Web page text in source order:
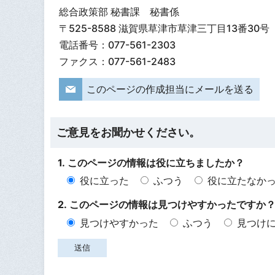
総合政策部 秘書課 秘書係
〒525-8588 滋賀県草津市草津三丁目13番30号
電話番号：077-561-2303
ファクス：077-561-2483
このページの作成担当にメールを送る
ご意見をお聞かせください。
1. このページの情報は役に立ちましたか？
役に立った
ふつう
役に立たなか
2. このページの情報は見つけやすかったですか？
見つけやすかった
ふつう 見つけ